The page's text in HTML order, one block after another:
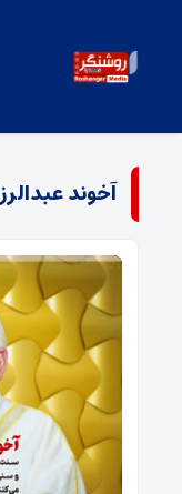
آخوند